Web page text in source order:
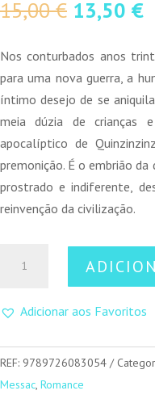
15,00€ O
original
era:
15,00 €.
13,50 €O
Nos conturbados anos
para uma nova guerra, a
íntimo desejo de se
meia dúzia de crianças
apocalíptico de
premonição. É o embrião
prostrado e indiferente,
reinvenção da civilização.
Adicionar aos Favoritos
REF: 9789726083054
Messac, Romance